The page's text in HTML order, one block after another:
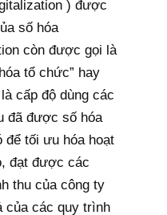
) được
số hóa
còn được gọi là
tổ chức” hay
cấp độ dùng các
đã được số hóa
tối ưu hóa hoạt
đạt được các
thu của công ty
của các quy trình